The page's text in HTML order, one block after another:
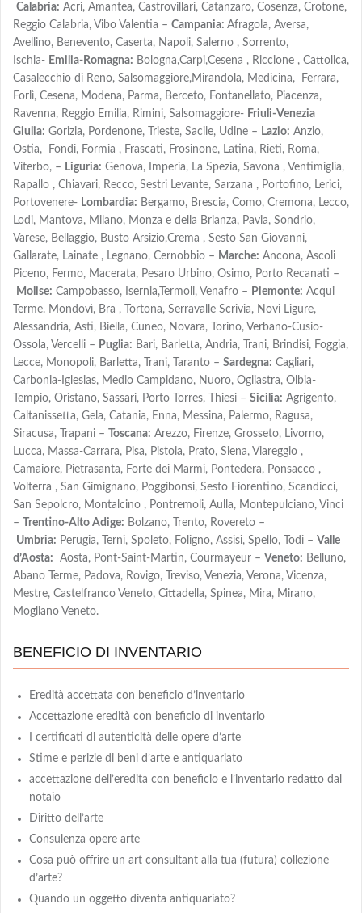
Calabria: Acri, Amantea, Castrovillari, Catanzaro, Cosenza, Crotone,
Reggio Calabria, Vibo Valentia – Campania: Afragola, Aversa,
Avellino, Benevento, Caserta, Napoli, Salerno , Sorrento,
Ischia- Emilia-Romagna: Bologna,Carpi,Cesena , Riccione , Cattolica,
Casalecchio di Reno, Salsomaggiore,Mirandola, Medicina, Ferrara,
Forlì, Cesena, Modena, Parma, Berceto, Fontanellato, Piacenza,
Ravenna, Reggio Emilia, Rimini, Salsomaggiore- Friuli-Venezia
Giulia: Gorizia, Pordenone, Trieste, Sacile, Udine – Lazio: Anzio,
Ostia, Fondi, Formia , Frascati, Frosinone, Latina, Rieti, Roma,
Viterbo, – Liguria: Genova, Imperia, La Spezia, Savona , Ventimiglia,
Rapallo , Chiavari, Recco, Sestri Levante, Sarzana , Portofino, Lerici,
Portovenere- Lombardia: Bergamo, Brescia, Como, Cremona, Lecco,
Lodi, Mantova, Milano, Monza e della Brianza, Pavia, Sondrio,
Varese, Bellaggio, Busto Arsizio,Crema , Sesto San Giovanni,
Gallarate, Lainate , Legnano, Cernobbio – Marche: Ancona, Ascoli
Piceno, Fermo, Macerata, Pesaro Urbino, Osimo, Porto Recanati –
Molise: Campobasso, Isernia,Termoli, Venafro – Piemonte: Acqui
Terme. Mondovì, Bra , Tortona, Serravalle Scrivia, Novi Ligure,
Alessandria, Asti, Biella, Cuneo, Novara, Torino, Verbano-Cusio-
Ossola, Vercelli – Puglia: Bari, Barletta, Andria, Trani, Brindisi, Foggia,
Lecce, Monopoli, Barletta, Trani, Taranto – Sardegna: Cagliari,
Carbonia-Iglesias, Medio Campidano, Nuoro, Ogliastra, Olbia-
Tempio, Oristano, Sassari, Porto Torres, Thiesi – Sicilia: Agrigento,
Caltanissetta, Gela, Catania, Enna, Messina, Palermo, Ragusa,
Siracusa, Trapani – Toscana: Arezzo, Firenze, Grosseto, Livorno,
Lucca, Massa-Carrara, Pisa, Pistoia, Prato, Siena, Viareggio ,
Camaiore, Pietrasanta, Forte dei Marmi, Pontedera, Ponsacco ,
Volterra , San Gimignano, Poggibonsi, Sesto Fiorentino, Scandicci,
San Sepolcro, Montalcino , Pontremoli, Aulla, Montepulciano, Vinci
– Trentino-Alto Adige: Bolzano, Trento, Rovereto –
Umbria: Perugia, Terni, Spoleto, Foligno, Assisi, Spello, Todi – Valle
d’Aosta: Aosta, Pont-Saint-Martin, Courmayeur – Veneto: Belluno,
Abano Terme, Padova, Rovigo, Treviso, Venezia, Verona, Vicenza,
Mestre, Castelfranco Veneto, Cittadella, Spinea, Mira, Mirano,
Mogliano Veneto.
BENEFICIO DI INVENTARIO
Eredità accettata con beneficio d’inventario
Accettazione eredità con beneficio di inventario
I certificati di autenticità delle opere d’arte
Stime e perizie di beni d’arte e antiquariato
accettazione dell’eredita con beneficio e l’inventario redatto dal
notaio
Diritto dell’arte
Consulenza opere arte
Cosa può offrire un art consultant alla tua (futura) collezione
d’arte?
Quando un oggetto diventa antiquariato?